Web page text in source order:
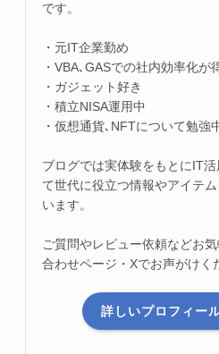
です。
・元IT企業勤め
・VBA､GASでの社内効率化が
・ガジェット好き
・積立NISA運用中
・仮想通貨､NFTについて勉強
ブログでは実体験をもとにIT
て世代に役立つ情報やアイテ
います。
ご質問やレビュー依頼などお
合わせページ・Xでお声がけく
詳しいプロフィー